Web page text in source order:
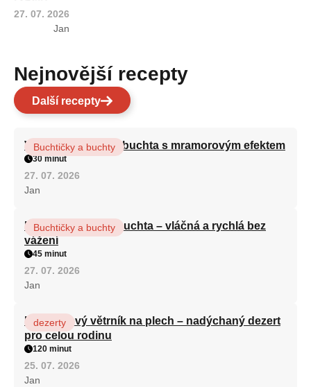
27. 07. 2026
Jan
Nejnovější recepty
Další recepty
Vláčná olejová litá buchta s mramorovým efektem
Buchtičky a buchty
30 minut
27. 07. 2026
Jan
Hrnková maková buchta – vláčná a rychlá bez
vážení
Buchtičky a buchty
45 minut
27. 07. 2026
Jan
Karamelový větrník na plech – nadýchaný dezert
pro celou rodinu
dezerty
120 minut
25. 07. 2026
Jan